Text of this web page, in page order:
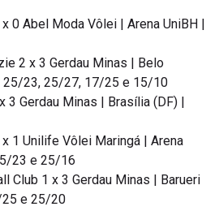
0 Abel Moda Vôlei | Arena UniBH |
2 x 3 Gerdau Minas | Belo
25/23, 25/27, 17/25 e 15/10
Gerdau Minas | Brasília (DF) |
1 Unilife Vôlei Maringá | Arena
23 e 25/16
Club 1 x 3 Gerdau Minas | Barueri
e 25/20